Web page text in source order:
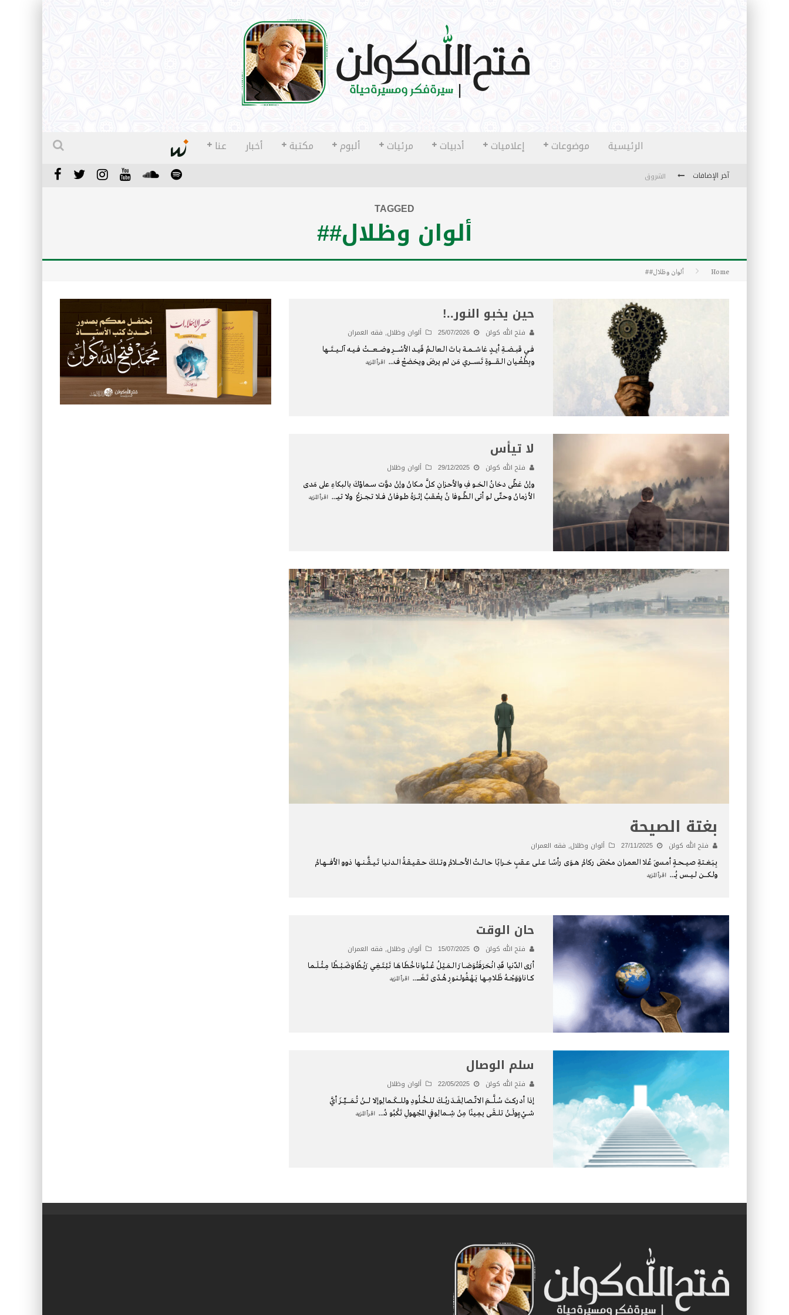
الرئيسية موضوعات إعلاميات أدبيات مرئيات ألبوم مكتبة أخبار عنا
آخر الإضافات
الشروق
كتاب معراج الروح الصلاة: 32-مراتب الطهارة في الصلاة
TAGGED
ألوان وظلال##
Home ألوان وظلال##
حين يخبو النور..!
فتح الله كولن 25/07/2026 ألوان وظلال, فقه العمران
فــــي قبـــضــــةِ أيــــدٍ غاشــــمـــة بــاتَ الــعالـــمُ قَيـــد الأسْــــــرِ وضــــعـــــــتْ فـــيـــه آلــــيــــتَــــها
وبِطُغْــيان الــقـــــــوةِ تَـســـــري مَن لم يرضَ ويخضعْ ف... اقرأ المزيد
لا تيأس
فتح الله كولن 29/12/2025 ألوان وظلال
وإنْ غطّى دخانُ الخـــو فِ والأحـزانِ كـلَّ مــكانْ وإنْ دوَّت ســماؤكَ بالبكاءِ على مَدى
الأزمانْ وحـتّـى لـو أتـى الـطّـــوفا نُ يعْـقـبُ إثـــرَهُ طــوفـانْ فـــلا تـجـــزعْ ولا تـيـ... اقرأ المزيد
بغتة الصيحة
فتح الله كولن 27/11/2025 ألوان وظلال, فقه العمران
بِـبَـغـــتـةِ صـيـــحـــةٍ أمـــسَى عُلا العمران محْضَ ركامْ هـــوَى رأسًــا عــلــى عـــقبٍ خــــرابًـا حــالــــتْ الأحــــلامْ وتــلــكَ حــقــيــقــةُ الـــدنــيـا تَــيـــقَّـــنـــها ذوو الأفــــــهــامْ
ولـكــــــن لــيــــس يُـ... اقرأ المزيد
حان الوقت
فتح الله كولن 15/07/2025 ألوان وظلال, فقه العمران
أرَى الدّنيا قَدِ انْحَرَفَتْوَصَــــارَ الــمَــيْـلُ عُـــنْـواناخُـطَـاهَــا تَـبْـتَــغِــي رَبْــطًاوَضَــبْـــطًا مِــثْــلَـــمـا
كـــاناوَوَجْـــهُ ظَـلامِـــهـا يَــهْـفُولــنـورِ هُـــدًى تَــغَـــــ... اقرأ المزيد
سلم الوصال
فتح الله كولن 22/05/2025 ألوان وظلال
إذا أدركــتَ سُـلَّــــــمَ الاتّـــصـالِفَــــدَربُــــكَ للــخُــلُودِ وللـــــكَـــمالِوإلا لـــــنْ تُــمَــــــيِّـــزَ أيَّ
شـــــيْءٍولَـــنْ تلـــقَــى يـمِـينًا مِنْ شِــــمالِوفي المجْهولِ تَكْبُو دُ... اقرأ المزيد